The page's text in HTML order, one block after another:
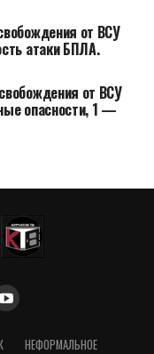
от ВСУ
атаки БПЛА.
от ВСУ
опасности, 1 —
НЕФОРМАЛЬНОЕ